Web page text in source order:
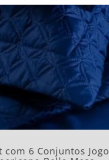
com 6 Conjuntos Jogo